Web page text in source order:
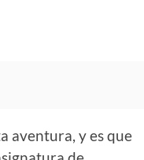
aventura, y es que